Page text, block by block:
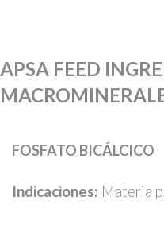
APSA FEED
FOSFATO BICÁLCICO
Indicaciones: Materia